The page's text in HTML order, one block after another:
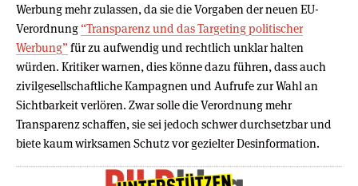
Werbung mehr zulassen, da sie die Vorgaben der neuen EU-
Verordnung “Transparenz und das Targeting politischer
Werbung”für zu aufwendig und rechtlich unklar halten
würden. Kritiker warnen, dies könne dazu führen, dass auch
zivilgesellschaftliche Kampagnen und Aufrufe zur Wahl an
Sichtbarkeit verlören. Zwar solle die Verordnung mehr
Transparenz schaffen, sie sei jedoch schwer durchsetzbar und
biete kaum wirksamen Schutz vor gezielter Desinformation.